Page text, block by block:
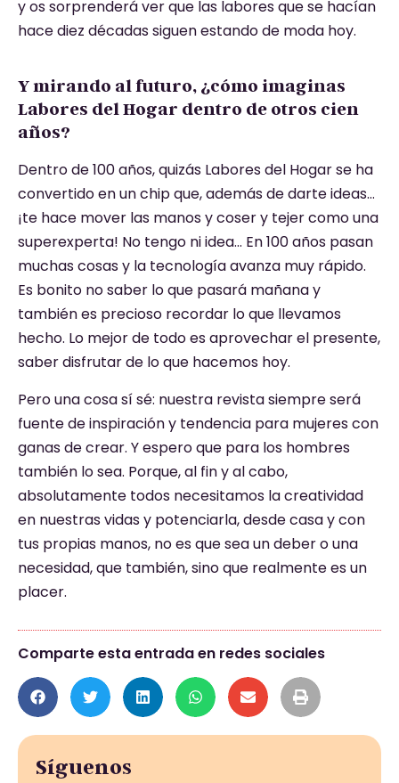
y os sorprenderá ver que las labores que se hacían
hace diez décadas siguen estando de moda hoy.
Y mirando al futuro, ¿cómo imaginas
Labores del Hogar dentro de otros cien
años?
Dentro de 100 años, quizás Labores del Hogar se ha
convertido en un chip que, además de darte ideas…
¡te hace mover las manos y coser y tejer como una
superexperta! No tengo ni idea… En 100 años pasan
muchas cosas y la tecnología avanza muy rápido.
Es bonito no saber lo que pasará mañana y
también es precioso recordar lo que llevamos
hecho. Lo mejor de todo es aprovechar el presente,
saber disfrutar de lo que hacemos hoy.
Pero una cosa sí sé: nuestra revista siempre será
fuente de inspiración y tendencia para mujeres con
ganas de crear. Y espero que para los hombres
también lo sea. Porque, al fin y al cabo,
absolutamente todos necesitamos la creatividad
en nuestras vidas y potenciarla, desde casa y con
tus propias manos, no es que sea un deber o una
necesidad, que también, sino que realmente es un
placer.
Comparte esta entrada en redes sociales
Síguenos